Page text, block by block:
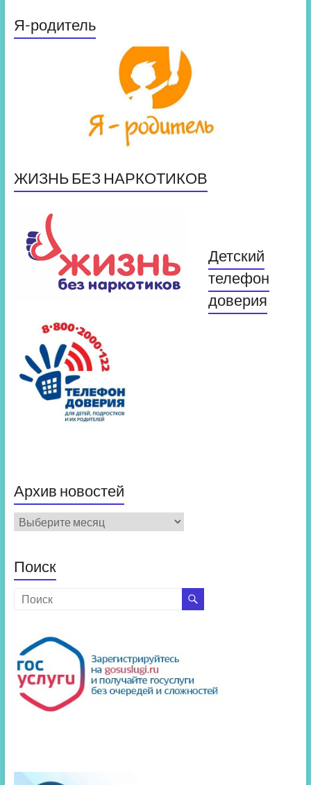
Я-родитель
ЖИЗНЬ БЕЗ НАРКОТИКОВ
Детский
телефон
доверия
Архив новостей
Архив
новостей
Поиск